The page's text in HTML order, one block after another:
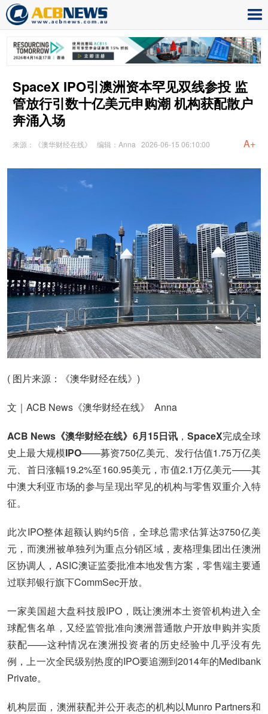
SpaceX IPO引澳洲资本罕见双线参投 监
管放行引数十亿美元申购潮 机构获配散户
奔涌入场
来源：《澳华财经在线》 编辑：Anna 2026-06-15 06:10:00 A+
( 图片来源：《澳华财经在线》)
文｜ACB News《澳华财经在线》 Anna
ACB News《澳华财经在线》6月15日讯， SpaceX完成全球
史上最大规模IPO——募资750亿美元、发行估值1.75万亿美
元、首日涨幅19.2%至160.95美元，市值2.1万亿美元——其
中澳大利亚市场的参与呈现出罕见的机构与零售双重介入特
征。
此次IPO整体超额认购约5倍，全球总需求估算达3750亿美
元，而澳洲被单独列为重点分销区域，麦格理集团出任澳洲
区协调人，ASIC澳证监委批准本地发售方案，零售端主要通
过联邦银行旗下CommSec开放。
一家美国超大盘科技股IPO，既让澳洲本土资管机构进入全
球配售名单，又经监管批准向澳洲普通散户开放申购并实质
获配——这种情况在澳洲投资者的历史经验中几乎没有先
例，上一次全民级别热度的IPO要追溯到2014年的Medibank
Private。
机构层面，澳洲获配并公开表态的机构以Munro Partners和